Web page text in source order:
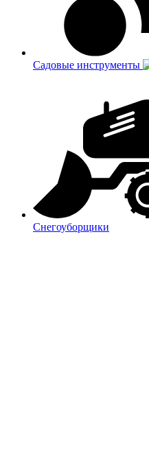
Садовые инструменты
Снегоуборщики